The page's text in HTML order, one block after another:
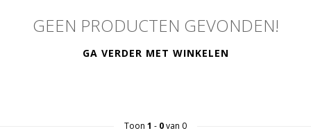
GEEN PRODUCTEN GEVONDEN!
GA VERDER MET WINKELEN
Toon 1 - 0van 0